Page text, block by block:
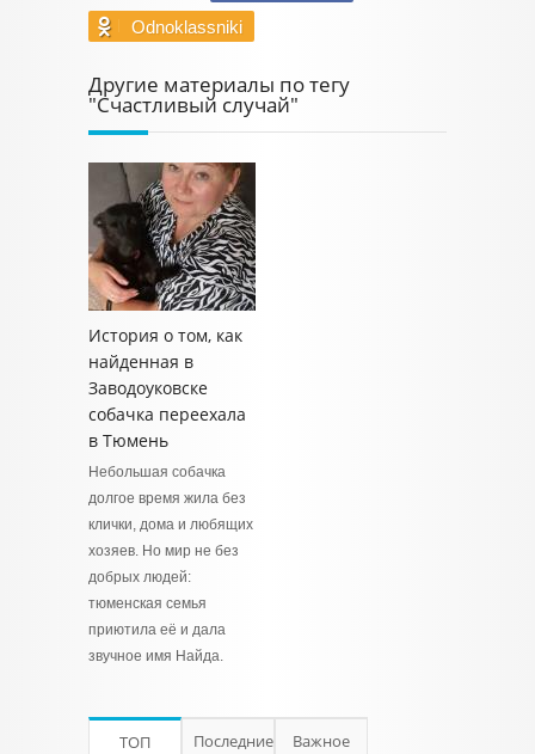
Odnoklassniki
Другие материалы по тегу
"Счастливый случай"
История о том, как
найденная в
Заводоуковске
собачка переехала
в Тюмень
Небольшая собачка
долгое время жила без
клички, дома и любящих
хозяев. Но мир не без
добрых людей:
тюменская семья
приютила её и дала
звучное имя Найда.
ТОП Последние Важное